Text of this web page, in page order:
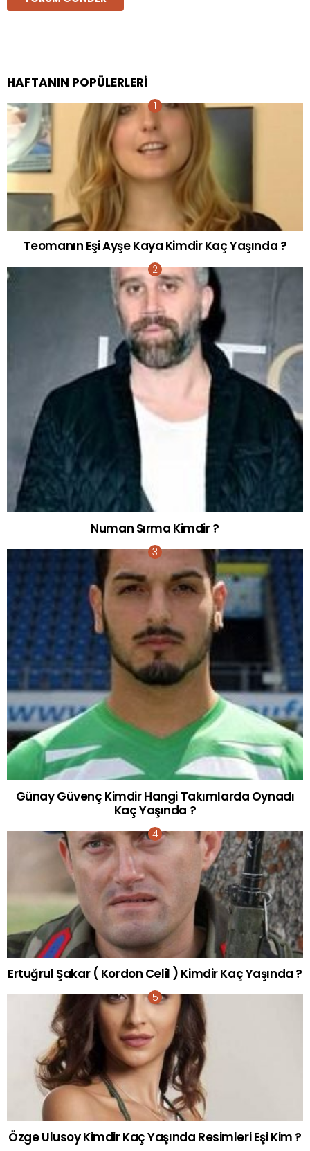
HAFTANIN POPÜLERLERI
Teomanın Eşi Ayşe Kaya Kimdir Kaç Yaşında ?
Numan Sırma Kimdir ?
Günay Güvenç Kimdir Hangi Takımlarda Oynadı
Kaç Yaşında ?
Ertuğrul Şakar ( Kordon Celil ) Kimdir Kaç Yaşında ?
Özge Ulusoy Kimdir Kaç Yaşında Resimleri Eşi Kim ?